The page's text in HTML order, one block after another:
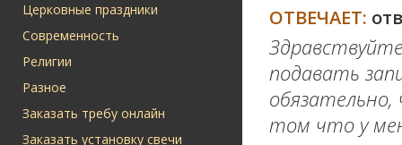
Церковные праздники
Современность
Религии
Разное
Заказать требу онлайн
Заказать установку свечи
ОТВЕЧАЕТ:
подавать
том что у